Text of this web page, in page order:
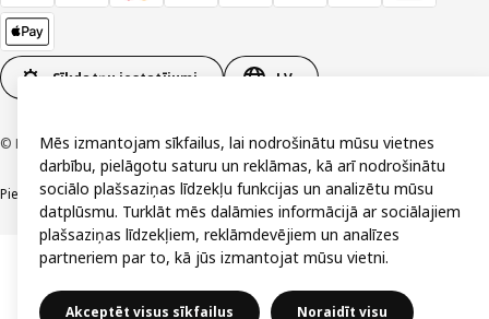
Sīkdatņu iestatījumi LV
© Inter IKEA Systems B.V. 1999-2026
PiekļūstamībaVispārīgi noteikumiPrivātuma un sīkdatņu politika Kontakti
Mēs izmantojam sīkfailus, lai nodrošinātu mūsu vietnes
darbību, pielāgotu saturu un reklāmas, kā arī nodrošinātu
sociālo plašsaziņas līdzekļu funkcijas un analizētu mūsu
datplūsmu. Turklāt mēs dalāmies informācijā ar sociālajiem
plašsaziņas līdzekļiem, reklāmdevējiem un analīzes
partneriem par to, kā jūs izmantojat mūsu vietni.
Akceptēt visus sīkfailus Noraidīt visu